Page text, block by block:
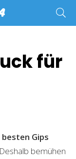
für
Gips
bemühen